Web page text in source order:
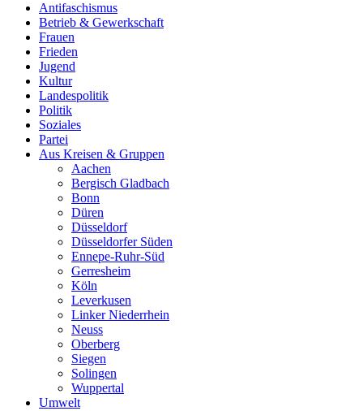
Antifaschismus
Betrieb & Gewerkschaft
Frauen
Frieden
Jugend
Kultur
Landespolitik
Politik
Soziales
Partei
Aus Kreisen & Gruppen
Aachen
Bergisch Gladbach
Bonn
Düren
Düsseldorf
Düsseldorfer Süden
Ennepe-Ruhr-Süd
Gerresheim
Köln
Leverkusen
Linker Niederrhein
Neuss
Oberberg
Siegen
Solingen
Wuppertal
Umwelt